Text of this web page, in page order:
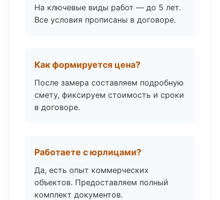
На ключевые виды работ — до 5 лет.
Все условия прописаны в договоре.
Как формируется цена?
После замера составляем подробную
смету, фиксируем стоимость и сроки
в договоре.
Работаете с юрлицами?
Да, есть опыт коммерческих
объектов. Предоставляем полный
комплект документов.